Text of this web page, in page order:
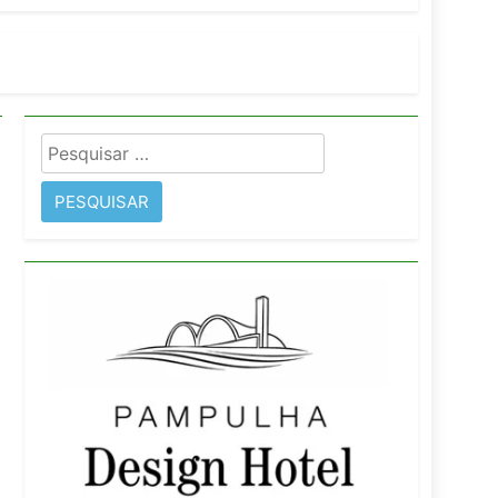
São Paulo Ibirapuera
Pesquisar
por: